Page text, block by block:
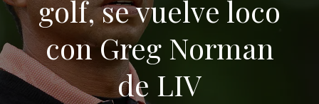
golf, se vuelve loco
con Greg Norman
de LIV